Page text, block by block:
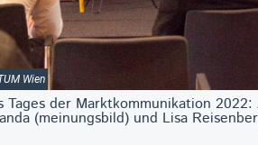
Wien
Tages der Marktkommunikation
(meinungsbild) und Lisa